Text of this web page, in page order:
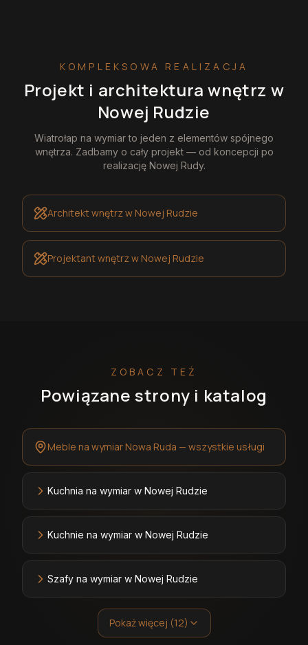
KOMPLEKSOWA REALIZACJA
Projekt i architektura wnętrz w
Nowej Rudzie
Wiatrołap na wymiarto jeden z elementów spójnego
wnętrza. Zadbamy o cały projekt — od koncepcji po
realizację Nowej Rudy.
Architekt wnętrzw Nowej Rudzie
Projektant wnętrzw Nowej Rudzie
ZOBACZ TEŻ
Powiązane strony i katalog
Meble na wymiar Nowa Ruda — wszystkie usługi
Kuchnia na wymiar w Nowej Rudzie
Kuchnie na wymiar w Nowej Rudzie
Szafy na wymiar w Nowej Rudzie
Pokaż więcej (12)